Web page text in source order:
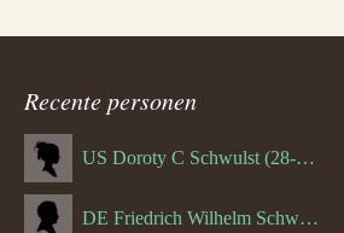
Recente personen
US Doroty C Schwulst (28-12-1919)
DE Friedrich Wilhelm Schwulst